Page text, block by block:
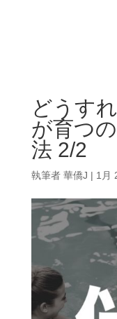
どうす
が育つ
法 2/2
執筆者 華僑J | 1月